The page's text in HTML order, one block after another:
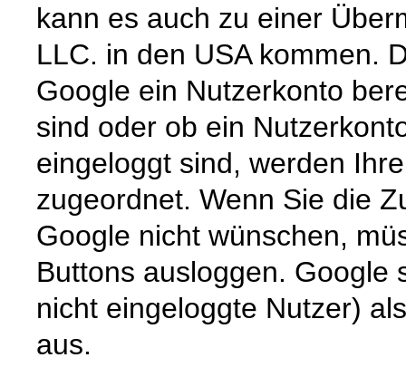
kann es auch zu einer
LLC. in den USA kommen.
Google ein Nutzerkonto
sind oder ob ein
eingeloggt sind, werden
zugeordnet. Wenn Sie die
Google nicht wünschen,
Buttons ausloggen. Google
nicht eingeloggte Nutzer)
aus.